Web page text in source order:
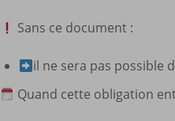
Sans ce document :
il ne sera pas possible
Quand cette obligation